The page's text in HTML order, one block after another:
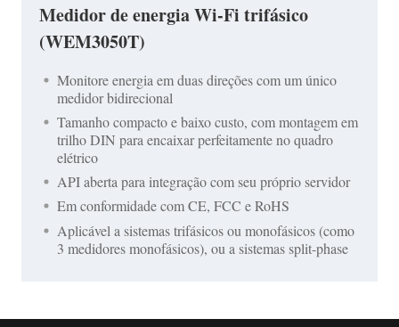
Medidor de energia Wi-Fi trifásico
(WEM3050T)
Monitore energia em duas direções com um único
medidor bidirecional
Tamanho compacto e baixo custo, com montagem em
trilho DIN para encaixar perfeitamente no quadro
elétrico
API aberta para integração com seu próprio servidor
Em conformidade com CE, FCC e RoHS
Aplicável a sistemas trifásicos ou monofásicos (como
3 medidores monofásicos), ou a sistemas split-phase